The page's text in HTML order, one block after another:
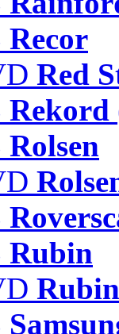
Recor
Red
Rekord
Rolsen
Rubin
Rubin